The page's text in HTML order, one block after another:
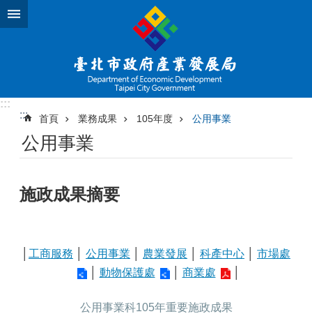
跳到主要內容區塊
:::
:::
首頁 業務成果 105年度 公用事業
公用事業
施政成果摘要
工商服務 公用事業 農業發展 科產中心
市場處
│ 動物保護處 │ 商業處 │
公用事業科105年重要施政成果